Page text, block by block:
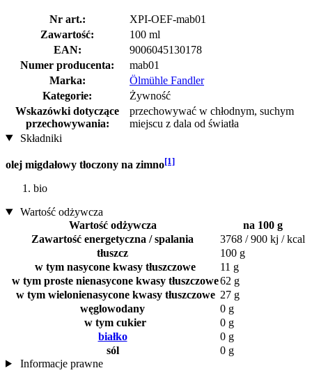
Nr art.:
XPI-OEF-mab01
Zawartość:
100 ml
EAN:
9006045130178
Numer producenta:
mab01
Marka:
Ölmühle Fandler
Kategorie:
Żywność
Wskazówki dotyczące
przechowywania:
przechowywać w chłodnym, suchym
miejscu z dala od światła
Składniki
olej migdałowy tłoczony na zimno[1]
bio
Wartość odżywcza
Wartość odżywcza
na 100 g
Zawartość energetyczna / spalania
3768 / 900 kj / kcal
tłuszcz
100 g
w tym nasycone kwasy tłuszczowe
11 g
w tym proste nienasycone kwasy tłuszczowe62 g
w tym wielonienasycone kwasy tłuszczowe 27 g
węglowodany
0 g
w tym cukier
0 g
białko
0 g
sól
0 g
Informacje prawne